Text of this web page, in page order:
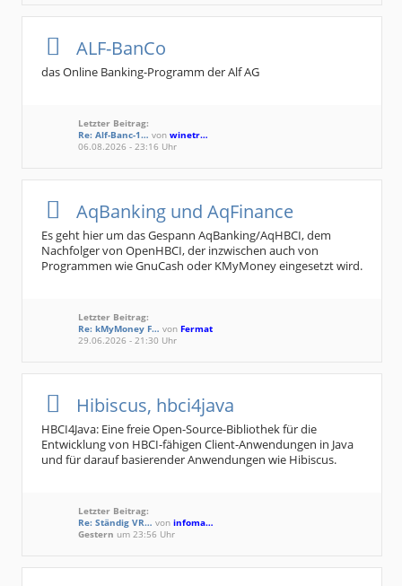
ALF-BanCo
das Online Banking-Programm der Alf AG
Letzter Beitrag:
Re: Alf-Banc-1… von winetr…
06.08.2026 - 23:16 Uhr
AqBanking und AqFinance
Es geht hier um das Gespann AqBanking/AqHBCI, dem
Nachfolger von OpenHBCI, der inzwischen auch von
Programmen wie GnuCash oder KMyMoney eingesetzt wird.
Letzter Beitrag:
Re: kMyMoney F… von Fermat
29.06.2026 - 21:30 Uhr
Hibiscus, hbci4java
HBCI4Java: Eine freie Open-Source-Bibliothek für die
Entwicklung von HBCI-fähigen Client-Anwendungen in Java
und für darauf basierender Anwendungen wie Hibiscus.
Letzter Beitrag:
Re: Ständig VR… von infoma…
Gestern um 23:56 Uhr